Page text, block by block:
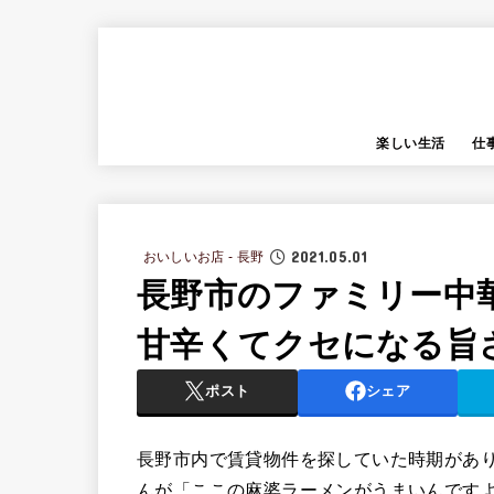
楽しい生活 仕
おいしいお店 - 長野 2021.05.01
長野市のファミリー中
甘辛くてクセになる旨
ポスト シェア
長野市内で賃貸物件を探していた時期があ